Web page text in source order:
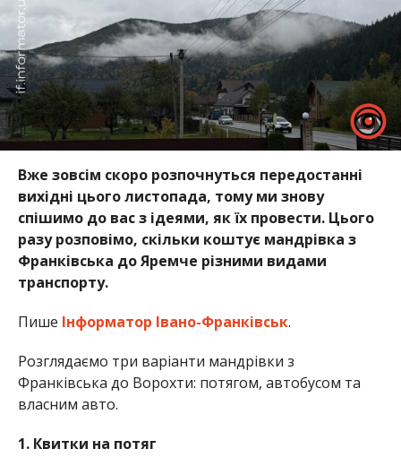
Вже зовсім скоро розпочнуться передостанні
вихідні цього листопада, тому ми знову
спішимо до вас з ідеями, як їх провести. Цього
разу розповімо, скільки коштує мандрівка з
Франківська до Яремче різними видами
транспорту.
Пише Інформатор Івано-Франківськ.
Розглядаємо три варіанти мандрівки з
Франківська до Ворохти: потягом, автобусом та
власним авто.
1. Квитки на потяг